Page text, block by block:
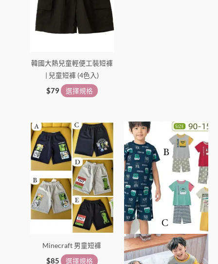
韓國大熱兒童輕便工裝短褲
| 兒童短褲 (4色入)
$79 選擇規格
Minecraft 男童短褲
$85 選擇規格
此
產
品
有
多
種
款
式。
可
產
品
此
產
品
有
多
種
款
式。
在
品